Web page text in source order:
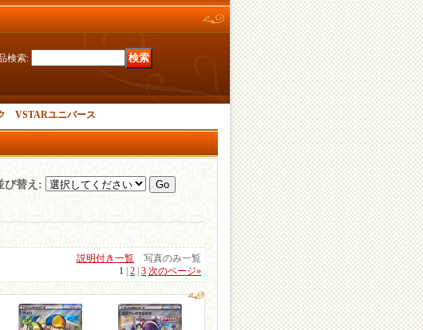
検索:
VSTARユニバース
び替え :
説明付き一覧 写真のみ一覧
1 2 3 次のページ»